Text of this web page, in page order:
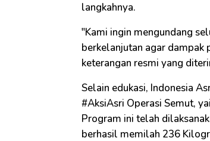
langkahnya.
"Kami ingin mengundang
berkelanjutan agar dampak
keterangan resmi yang
Selain edukasi, Indonesia
#AksiAsri Operasi Semut,
Program ini telah
berhasil memilah 236